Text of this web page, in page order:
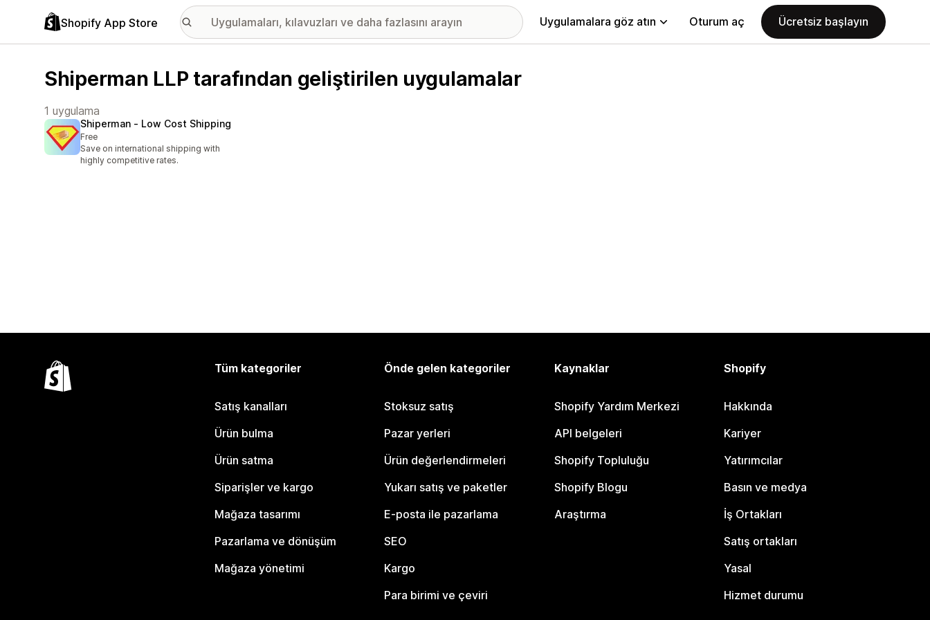
Shopify App Store Uygulamalara göz atın Oturum aç Ücretsiz başlayın
Shiperman LLP tarafından geliştirilen uygulamalar
1 uygulama
Shiperman ‑ Low Cost Shipping
Free
Save on international shipping with
highly competitive rates.
Tüm kategoriler
Satış kanalları
Ürün bulma
Ürün satma
Siparişler ve kargo
Mağaza tasarımı
Pazarlama ve dönüşüm
Mağaza yönetimi
Önde gelen kategoriler
Stoksuz satış
Pazar yerleri
Ürün değerlendirmeleri
Yukarı satış ve paketler
E-posta ile pazarlama
SEO
Kargo
Para birimi ve çeviri
Kaynaklar
Shopify Yardım Merkezi
API belgeleri
Shopify Topluluğu
Shopify Blogu
Araştırma
Shopify
Hakkında
Kariyer
Yatırımcılar
Basın ve medya
İş Ortakları
Satış ortakları
Yasal
Hizmet durumu